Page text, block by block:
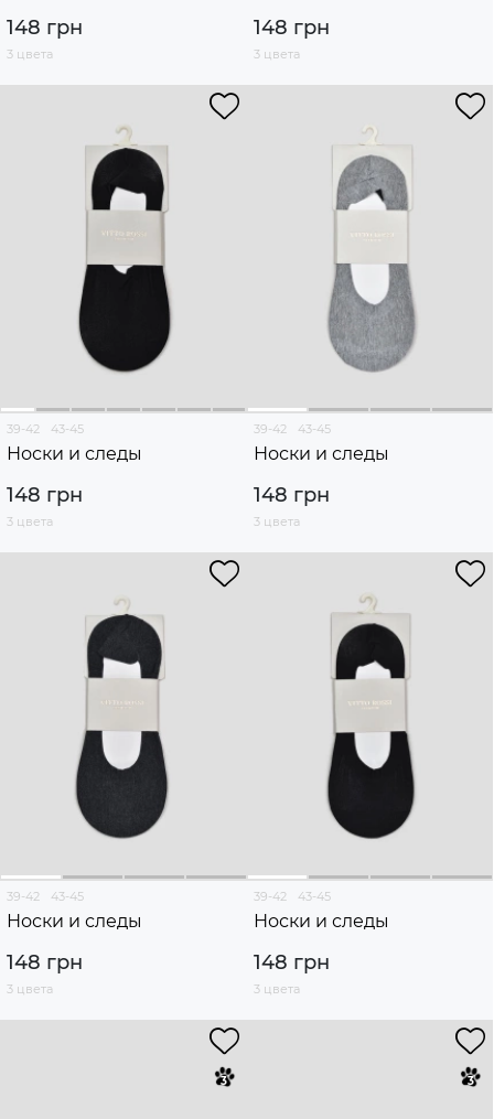
148 грн
3 цвета
148 грн
3 цвета
39-42 43-45
Носки и следы
148 грн
3 цвета
39-42 43-45
Носки и следы
148 грн
3 цвета
39-42 43-45
Носки и следы
148 грн
3 цвета
39-42 43-45
Носки и следы
148 грн
3 цвета